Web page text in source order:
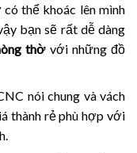
có thể khoác lên mình
bạn sẽ rất dễ dàng
thờvới những đồ
nói chung và vách
thành rẻ phù hợp với